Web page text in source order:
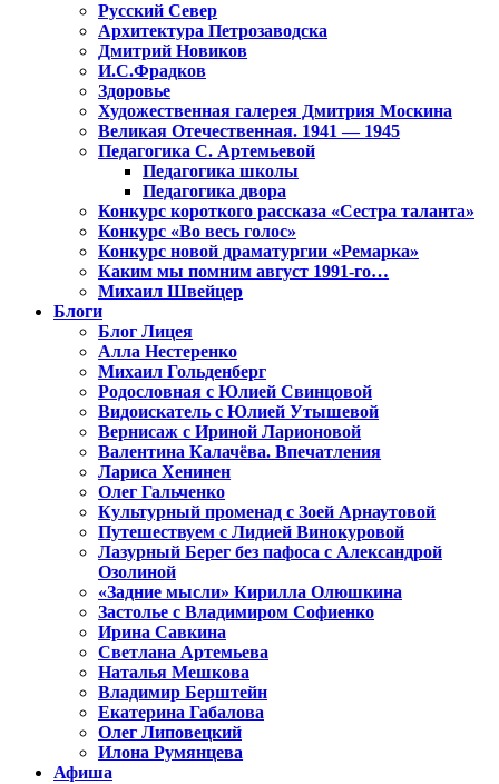
Русский Север
Архитектура Петрозаводска
Дмитрий Новиков
И.С.Фрадков
Здоровье
Художественная галерея Дмитрия Москина
Великая Отечественная. 1941 — 1945
Педагогика С. Артемьевой
Педагогика школы
Педагогика двора
Конкурс короткого рассказа «Сестра таланта»
Конкурс «Во весь голос»
Конкурс новой драматургии «Ремарка»
Каким мы помним август 1991-го…
Михаил Швейцер
Блоги
Блог Лицея
Алла Нестеренко
Михаил Гольденберг
Родословная с Юлией Свинцовой
Видоискатель с Юлией Утышевой
Вернисаж с Ириной Ларионовой
Валентина Калачёва. Впечатления
Лариса Хенинен
Олег Гальченко
Культурный променад с Зоей Арнаутовой
Путешествуем с Лидией Винокуровой
Лазурный Берег без пафоса с Александрой
Озолиной
«Задние мысли» Кирилла Олюшкина
Застолье с Владимиром Софиенко
Ирина Савкина
Светлана Артемьева
Наталья Мешкова
Владимир Берштейн
Екатерина Габалова
Олег Липовецкий
Илона Румянцева
Афиша